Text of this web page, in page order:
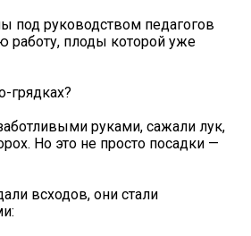
под руководством педагогов
работу, плоды которой уже
грядках?
руками, сажали лук,
Но это не просто посадки —
всходов, они стали